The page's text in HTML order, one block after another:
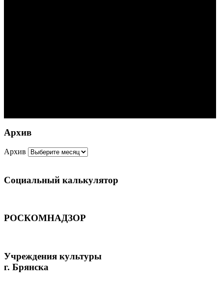
Архив
Архив
Социальный калькулятор
РОСКОМНАДЗОР
Учреждения культуры
г. Брянска